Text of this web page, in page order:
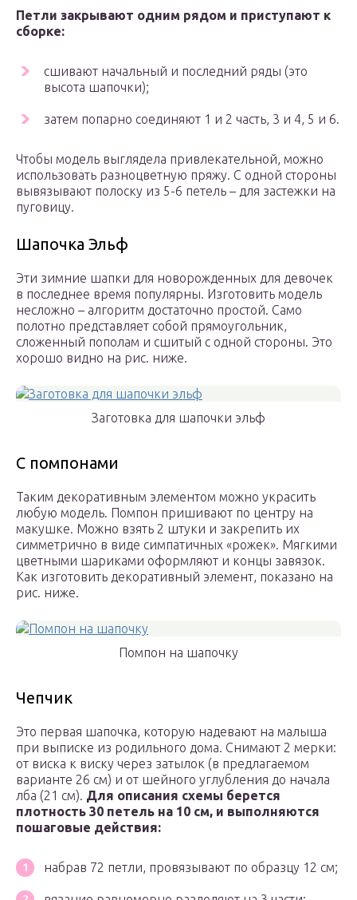
Петли закрывают одним рядом и приступают к
сборке:
сшивают начальный и последний ряды (это
высота шапочки);
затем попарно соединяют 1 и 2 часть, 3 и 4, 5 и 6.
Чтобы модель выглядела привлекательной, можно
использовать разноцветную пряжу. С одной стороны
вывязывают полоску из 5-6 петель – для застежки на
пуговицу.
Шапочка Эльф
Эти зимние шапки для новорожденных для девочек
в последнее время популярны. Изготовить модель
несложно – алгоритм достаточно простой. Само
полотно представляет собой прямоугольник,
сложенный пополам и сшитый с одной стороны. Это
хорошо видно на рис. ниже.
Заготовка для шапочки эльф
С помпонами
Таким декоративным элементом можно украсить
любую модель. Помпон пришивают по центру на
макушке. Можно взять 2 штуки и закрепить их
симметрично в виде симпатичных «рожек». Мягкими
цветными шариками оформляют и концы завязок.
Как изготовить декоративный элемент, показано на
рис. ниже.
Помпон на шапочку
Чепчик
Это первая шапочка, которую надевают на малыша
при выписке из родильного дома. Снимают 2 мерки:
от виска к виску через затылок (в предлагаемом
варианте 26 см) и от шейного углубления до начала
лба (21 см). Для описания схемы берется
плотность 30 петель на 10 см, и выполняются
пошаговые действия:
набрав 72 петли, провязывают по образцу 12 см;